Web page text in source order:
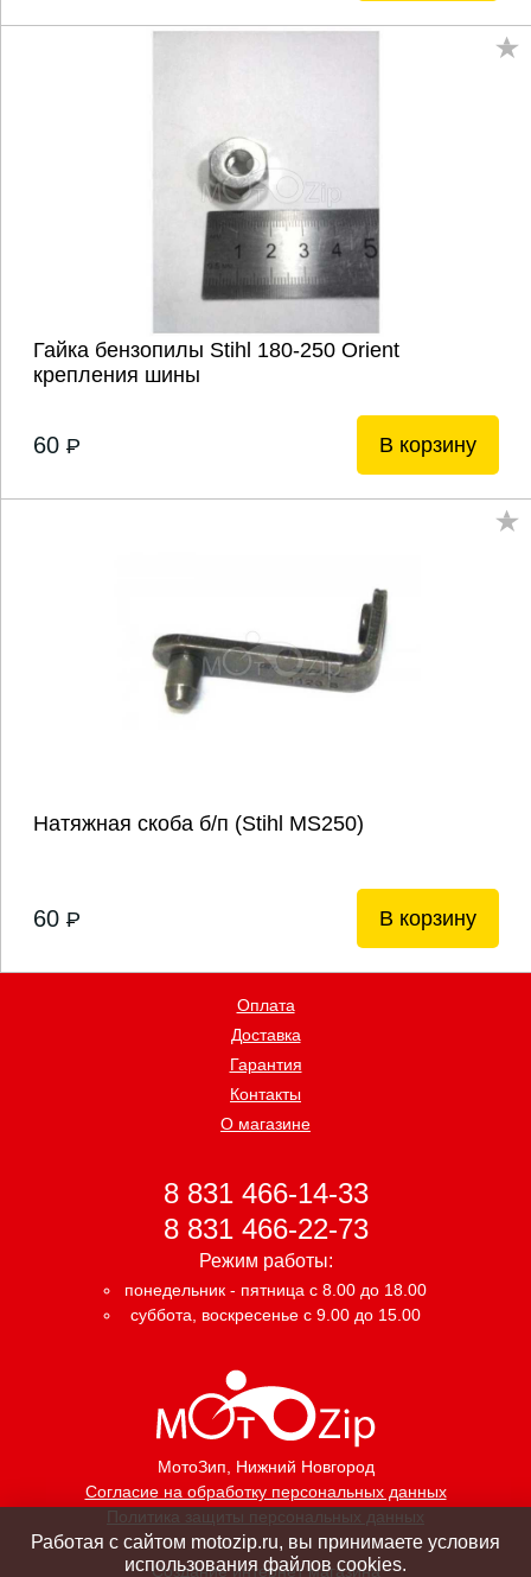
Гайка бензопилы Stihl 180-250 Orient
крепления шины
60 P В корзину
Натяжная скоба б/п (Stihl MS250)
60 P В корзину
МотоЗип, Нижний Новгород
Согласие на обработку персональных данных
Политика защиты персональных данных
Оплата
Доставка
Гарантия
Контакты
О магазине
8 831 466-14-33
8 831 466-22-73
Режим работы:
понедельник - пятница с 8.00 до 18.00
суббота, воскресенье с 9.00 до 15.00
Создание интернет магазина
Работая с сайтом motozip.ru, вы принимаете условия
использования файлов cookies.